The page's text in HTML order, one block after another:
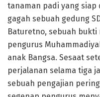
tanaman padi yang siap
gagah sebuah gedung
Baturetno, sebuah
pengurus
anak Bangsa. Sesaat
perjalanan selama tiga
sebuah pengajian